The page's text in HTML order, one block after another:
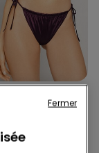
CHF
Fermer